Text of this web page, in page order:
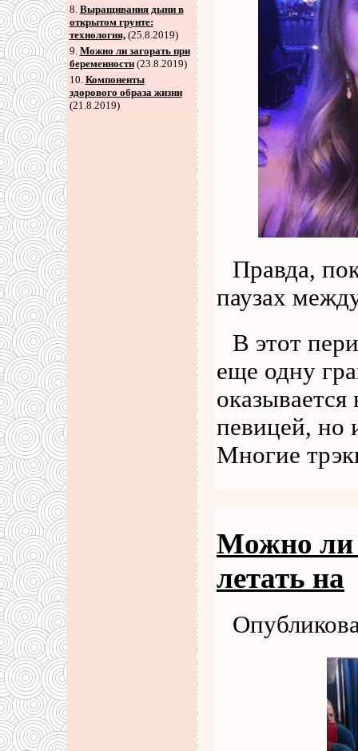
8. Выращивания дыни в
открытом грунте:
технология,(25.8.2019)
9. Можно ли загорать при
беременности(23.8.2019)
10. Компоненты
здорового образа жизни
(21.8.2019)
Правда,
паузах
В этот
еще одну
оказывается
певицей, но
Многие
Можно ли
летать на